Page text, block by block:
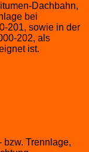
Dachbahn,
bei
201, sowie in der
202, als
ist.
Trennlage,